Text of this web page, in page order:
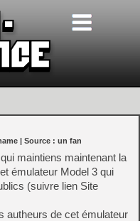
| Source : un fan
maintiens maintenant la
émulateur Model 3 qui
(suivre lien Site
autheurs de cet émulateur